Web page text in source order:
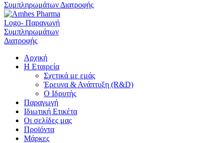
Αρχική
Η Εταιρεία
Σχετικά με εμάς
Έρευνα & Ανάπτυξη (R&D)
Ο Ιδρυτής
Παραγωγή
Ιδιωτική Ετικέτα
Οι σελίδες μας
Προϊόντα
Μάρκες